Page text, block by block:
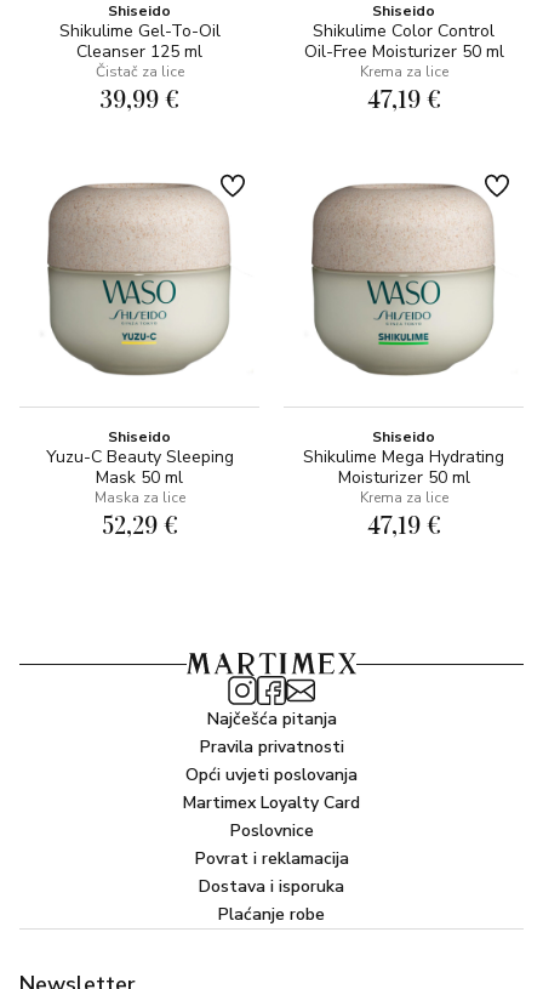
Shiseido
Shikulime Gel-To-Oil
Cleanser 125 ml
Čistač za lice
39,99 €
Shiseido
Shikulime Color Control
Oil-Free Moisturizer 50 ml
Krema za lice
47,19 €
Shiseido
Yuzu-C Beauty Sleeping
Mask 50 ml
Maska za lice
52,29 €
Shiseido
Shikulime Mega Hydrating
Moisturizer 50 ml
Krema za lice
47,19 €
Najčešća pitanja
Pravila privatnosti
Opći uvjeti poslovanja
Martimex Loyalty Card
Poslovnice
Povrat i reklamacija
Dostava i isporuka
Plaćanje robe